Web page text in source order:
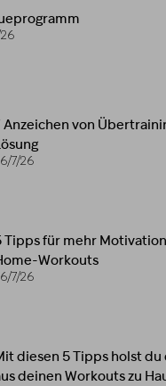
Anzeichen von
7/26
Tipps für mehr
Workouts
7/26
diesen 5 Tipps holst du
deinen Workouts zu